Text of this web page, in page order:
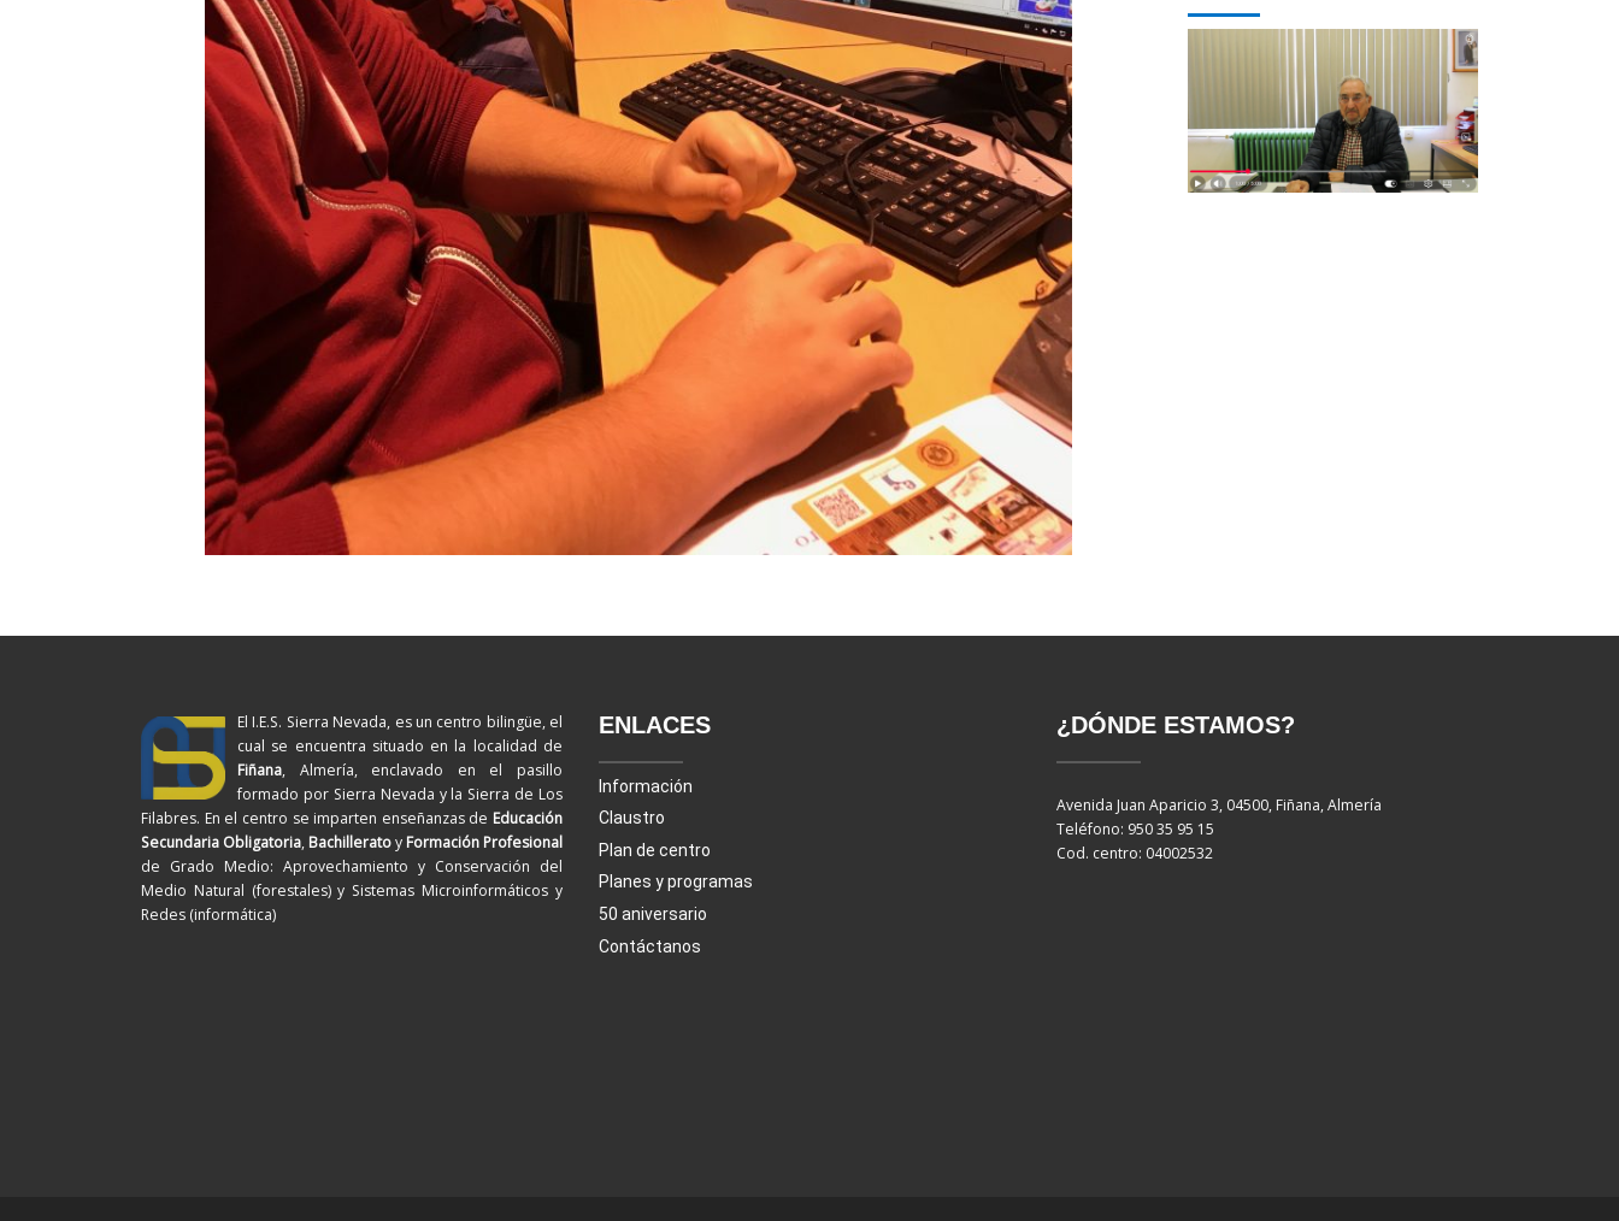
El I.E.S. Sierra Nevada, es un centro bilingüe, el
cual se encuentra situado en la localidad de
Fiñana, Almería, enclavado en el pasillo
formado por Sierra Nevada y la Sierra de Los
Filabres. En el centro se imparten enseñanzas de Educación
Secundaria Obligatoria, Bachilleratoy Formación Profesional
de Grado Medio: Aprovechamiento y Conservación del
Medio Natural (forestales) y Sistemas Microinformáticos y
Redes (informática)
ENLACES
Información
Claustro
Plan de centro
Planes y programas
50 aniversario
Contáctanos
¿DÓNDE ESTAMOS?
Avenida Juan Aparicio 3, 04500, Fiñana, Almería
Teléfono: 950 35 95 15
Cod. centro: 04002532